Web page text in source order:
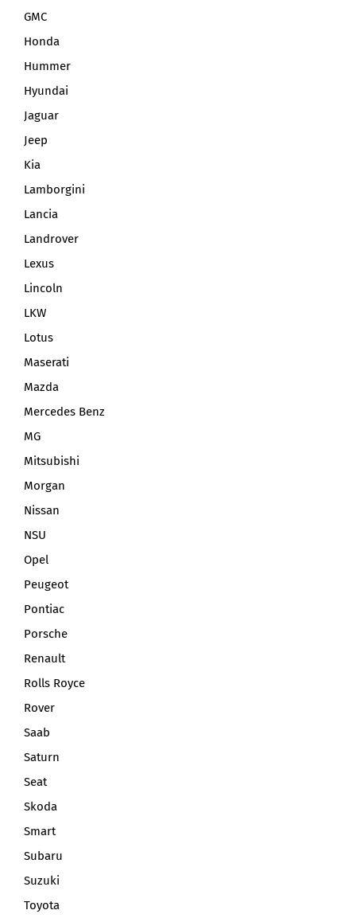
GMC
Honda
Hummer
Hyundai
Jaguar
Jeep
Kia
Lamborgini
Lancia
Landrover
Lexus
Lincoln
LKW
Lotus
Maserati
Mazda
Mercedes Benz
MG
Mitsubishi
Morgan
Nissan
NSU
Opel
Peugeot
Pontiac
Porsche
Renault
Rolls Royce
Rover
Saab
Saturn
Seat
Skoda
Smart
Subaru
Suzuki
Toyota